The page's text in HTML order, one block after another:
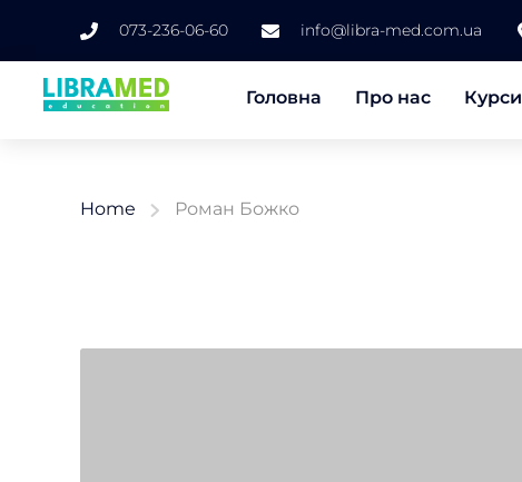
073-236-06-60 info@libra-med.com.ua
Головна Про нас Курси
Home Роман Божко